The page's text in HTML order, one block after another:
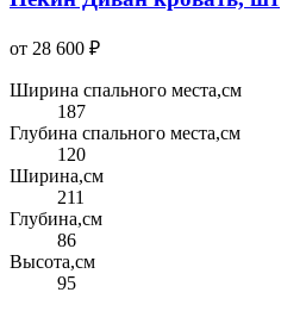
от 28 600 ₽
Ширина спального места,см
187
Глубина спального места,см
120
Ширина,см
211
Глубина,см
86
Высота,см
95